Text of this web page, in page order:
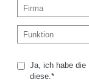
Ja, ich habe die
diese.*